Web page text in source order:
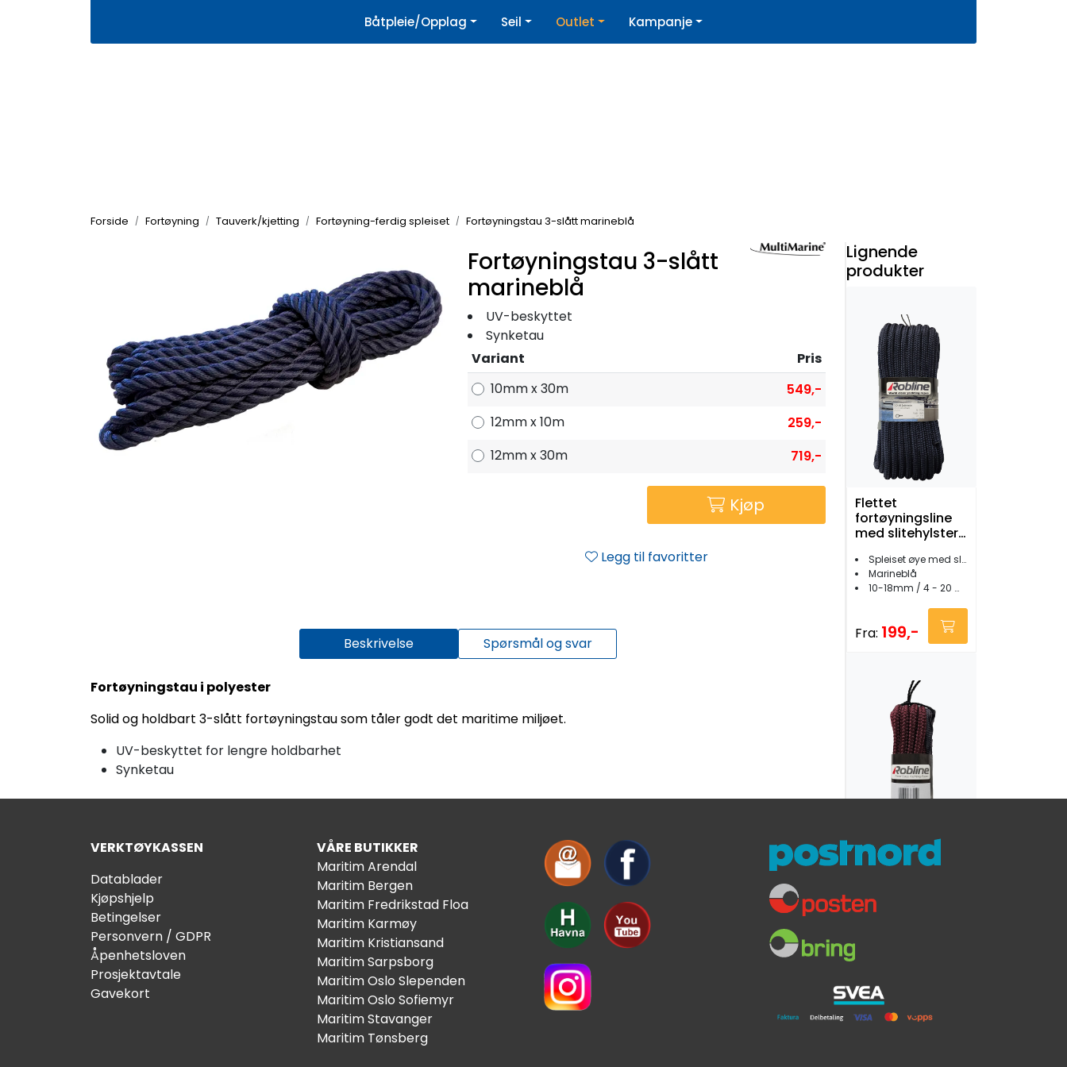
Kjøpshjelp | Nyhetsbrev
Båtpleie/Opplag Seil Outlet Kampanje
Forside Fortøyning Tauverk/kjetting Fortøyning-ferdig spleiset Fortøyningstau 3-slått marineblå
Fortøyningstau 3-slått
marineblå
UV-beskyttet
Synketau
Variant
Pris
10mm x 30m
549,-
12mm x 10m
259,-
12mm x 30m
719,-
Kjøp
Legg til favoritter
Beskrivelse Spørsmål og svar
Fortøyningstau i polyester
Solid og holdbart 3-slått fortøyningstau som tåler godt det maritime miljøet.
UV-beskyttet for lengre holdbarhet
Synketau
Lignende
produkter
Flettet
fortøyningsline
med slitehylster
Spleiset øye med slitehylster
Marineblå
10-18mm / 4 - 20 meter
Fra: 199,-
fortøyningsline
med slitehylster
Fra: 359,-
VERKTØYKASSEN
Datablader
Kjøpshjelp
Betingelser
Personvern / GDPR
Åpenhetsloven
Prosjektavtale
Gavekort
VÅRE BUTIKKER
Maritim Arendal
Maritim Bergen
Maritim Fredrikstad Floa
Maritim Karmøy
Maritim Kristiansand
Maritim Sarpsborg
Maritim Oslo Slependen
Maritim Oslo Sofiemyr
Maritim Stavanger
Maritim Tønsberg